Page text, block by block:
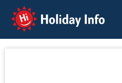
Holiday Info